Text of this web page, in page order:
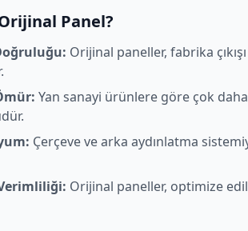
Panel?
Orijinal paneller, fabrika
Yan sanayi ürünlere göre çok daha
Çerçeve ve arka aydınlatma
Orijinal paneller, optimize